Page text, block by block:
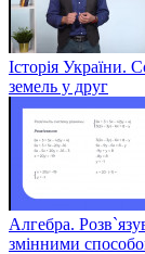
Історія України.
земель у друг
Алгебра.
змінними